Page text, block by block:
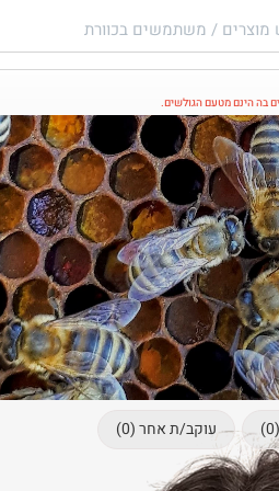
בה הינם מטעם הגולשים.
עוקב/ת אחר (0)